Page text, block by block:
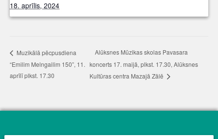
18. aprīlis, 2024
Muzikālā pēcpusdiena
“Emilim Melngailim 150”, 11.
aprīlī plkst. 17.30
Alūksnes Mūzikas skolas Pavasara
koncerts 17. maijā, plkst. 17.30, Alūksnes
Kultūras centra Mazajā Zālē